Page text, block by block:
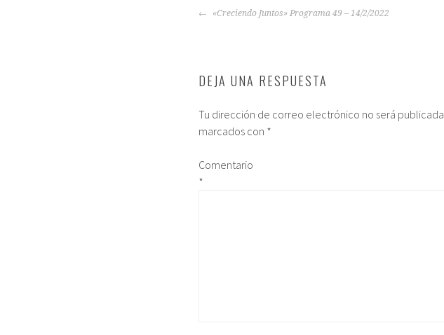
«Creciendo Juntos» Programa 49 – 14/2/2022
DEJA UNA RESPUESTA
Tu dirección de correo electrónico no será publicada.
marcados con *
Comentario
*